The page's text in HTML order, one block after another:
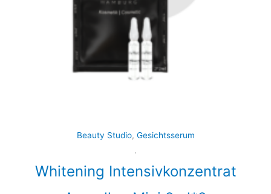
Beauty Studio, Gesichtsserum
.
Whitening Intensivkonzentrat